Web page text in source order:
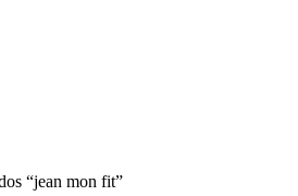
“jean mon fit”